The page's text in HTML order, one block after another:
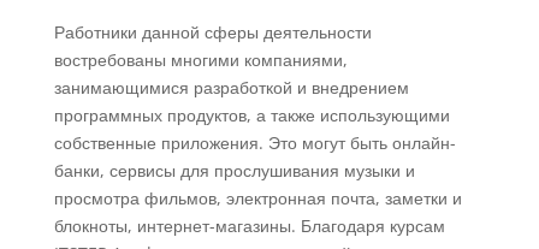
Работники данной сферы деятельности
востребованы многими компаниями,
занимающимися разработкой и внедрением
программных продуктов, а также использующими
собственные приложения. Это могут быть онлайн-
банки, сервисы для прослушивания музыки и
просмотра фильмов, электронная почта, заметки и
блокноты, интернет-магазины. Благодаря курсам